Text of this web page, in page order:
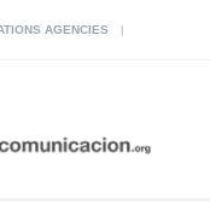
AGENCIES